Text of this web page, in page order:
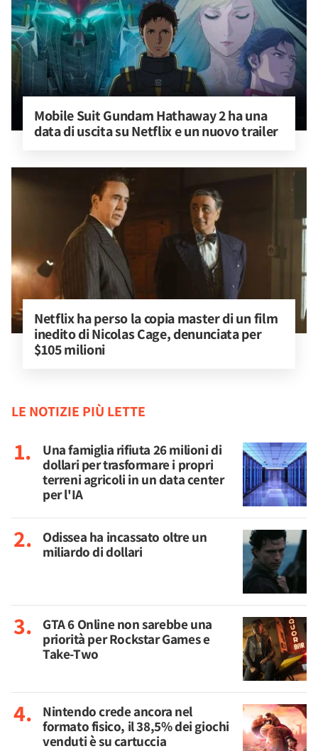
Mobile Suit Gundam Hathaway 2 ha una
data di uscita su Netflix e un nuovo trailer
Netflix ha perso la copia master di un film
inedito di Nicolas Cage, denunciata per
$105 milioni
LE NOTIZIE PIÙ LETTE
Una famiglia rifiuta 26 milioni di
dollari per trasformare i propri
terreni agricoli in un data center
per l'IA
Odissea ha incassato oltre un
miliardo di dollari
GTA 6 Online non sarebbe una
priorità per Rockstar Games e
Take-Two
Nintendo crede ancora nel
formato fisico, il 38,5% dei giochi
venduti è su cartuccia